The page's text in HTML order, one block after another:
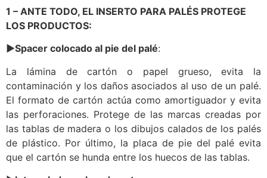
1 – ANTE TODO, EL INSERTO PARA PALÉS PROTEGE
LOS PRODUCTOS:
►Spacer colocado al pie del palé:
La lámina de cartón o papel grueso, evita la
contaminación y los daños asociados al uso de un palé.
El formato de cartón actúa como amortiguador y evita
las perforaciones. Protege de las marcas creadas por
las tablas de madera o los dibujos calados de los palés
de plástico. Por último, la placa de pie del palé evita
que el cartón se hunda entre los huecos de las tablas.